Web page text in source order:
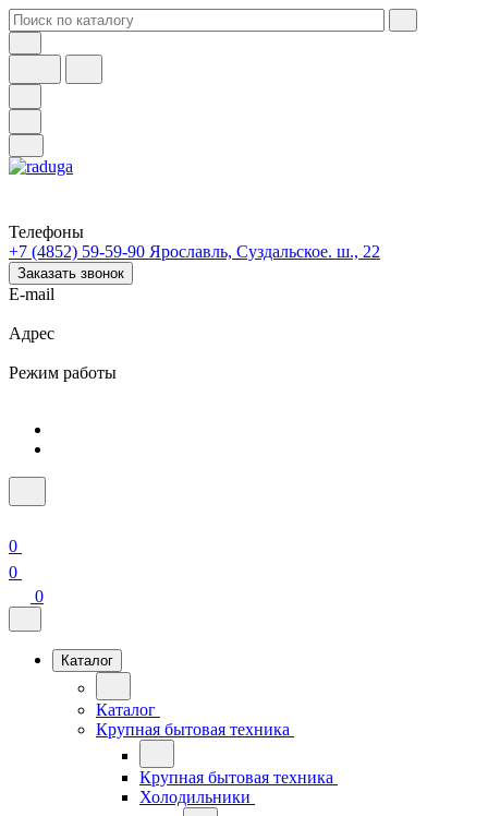
Телефоны
+7 (4852) 59-59-90 Ярославль, Суздальское. ш., 22
Заказать звонок
E-mail
Адрес
Режим работы
0
0
0
Каталог
Каталог
Крупная бытовая техника
Крупная бытовая техника
Холодильники